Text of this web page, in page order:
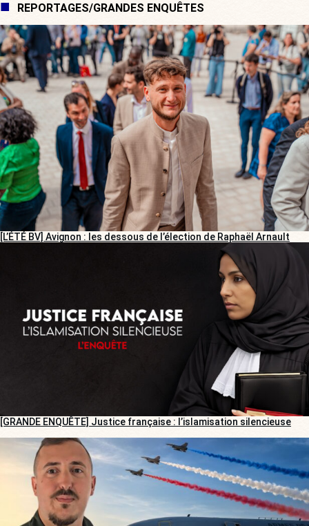
REPORTAGES/GRANDES ENQUÊTES
[L’ÉTÉ BV] Avignon : les dessous de l’élection de Raphaël Arnault
[GRANDE ENQUÊTE] Justice française : l’islamisation silencieuse